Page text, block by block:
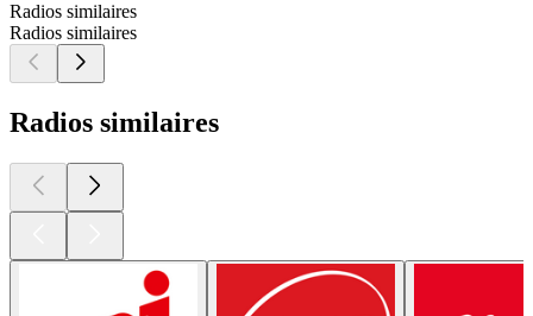
Radios similaires
Radios similaires
Radios similaires